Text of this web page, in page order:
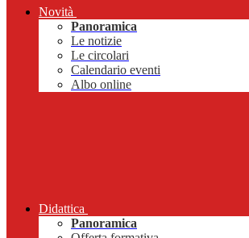
Novità
Panoramica
Le notizie
Le circolari
Calendario eventi
Albo online
Didattica
Panoramica